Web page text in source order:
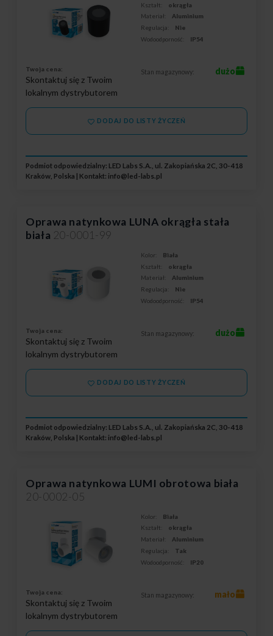
Kształt:
okrągła
Materiał:
Aluminium
Regulacja:
Nie
Wodoodporność:
IP54
Twoja cena:
Skontaktuj się z Twoim
lokalnym dystrybutorem
Stan magazynowy: dużo
DODAJ DO LISTY ŻYCZEŃ
Podmiot odpowiedzialny: LED Labs S.A., ul. Zakopiańska 2C, 30-418
Kraków, Polska | Kontakt: info@led-labs.pl
Oprawa natynkowa LUNA okrągła stała
biała 20-0001-99
Kolor:
Biała
Kształt:
okrągła
Materiał:
Aluminium
Regulacja:
Nie
Wodoodporność:
IP54
Twoja cena:
Skontaktuj się z Twoim
lokalnym dystrybutorem
Stan magazynowy: dużo
DODAJ DO LISTY ŻYCZEŃ
Podmiot odpowiedzialny: LED Labs S.A., ul. Zakopiańska 2C, 30-418
Kraków, Polska | Kontakt: info@led-labs.pl
Oprawa natynkowa LUMI obrotowa biała
20-0002-05
Kolor:
Biała
Kształt:
okrągła
Materiał:
Aluminium
Regulacja:
Tak
Wodoodporność:
IP20
Twoja cena:
Skontaktuj się z Twoim
lokalnym dystrybutorem
Stan magazynowy: mało